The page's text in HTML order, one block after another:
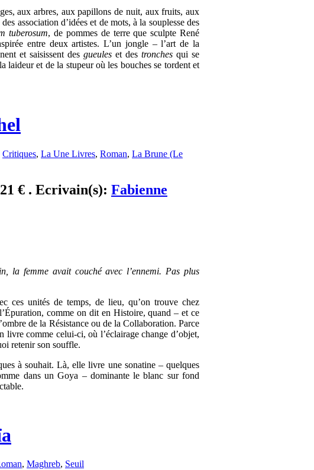
aux arbres, aux papillons de nuit, aux fruits, aux
association d’idées et de mots, à la souplesse des
tuberosum, de pommes de terre que sculpte René
entre deux artistes. L’un jongle – l’art de la
et saisissent des gueuleset des tronches qui se
laideur et de la stupeur où les bouches se tordent et
Critiques, La Une Livres, Roman, La Brune (Le
€ . Ecrivain(s): Fabienne
la femme avait couché avec l’ennemi. Pas plus
ces unités de temps, de lieu, qu’on trouve chez
comme on dit en Histoire, quand – et ce
de la Résistance ou de la Collaboration. Parce
livre comme celui-ci, où l’éclairage change d’objet,
retenir son souffle.
à souhait. Là, elle livre une sonatine – quelques
dans un Goya – dominante le blanc sur fond
, Maghreb, Seuil